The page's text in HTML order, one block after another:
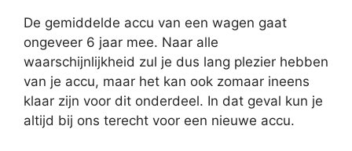
De gemiddelde accu van een wagen gaat
ongeveer 6 jaar mee. Naar alle
waarschijnlijkheid zul je dus lang plezier hebben
van je accu, maar het kan ook zomaar ineens
klaar zijn voor dit onderdeel. In dat geval kun je
altijd bij ons terecht voor een nieuwe accu.